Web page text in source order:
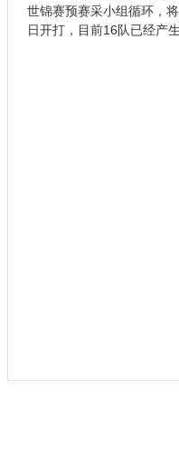
世锦赛预赛采小组循环，
日开打，目前16队已经产